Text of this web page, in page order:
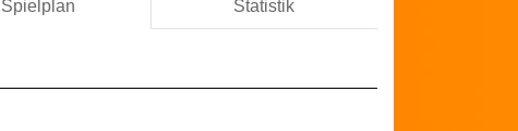
Spielplan Statistik